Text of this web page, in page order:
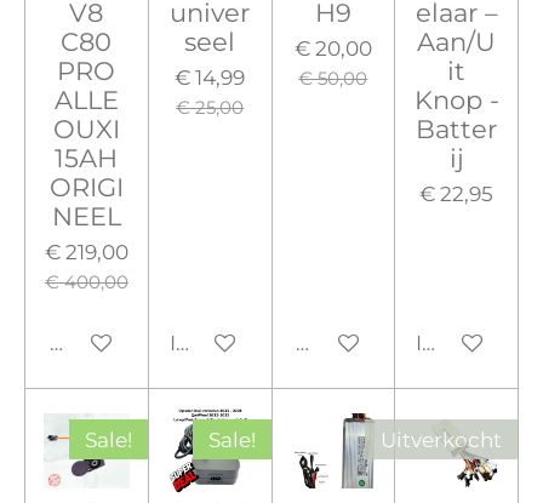
V8
C80
PRO
ALLE
OUXI
15AH
ORIGI
NEEL
€ 219,00
€ 400,00
Houd mij op de hoogte
univer
seel
€ 14,99
€ 25,00
In winkelwagen
H9
€ 20,00
€ 50,00
Houd mij op de hoogte
elaar –
Aan/U
it
Knop -
Batter
ij
€ 22,95
In
Sale! Sale! Uitverkocht